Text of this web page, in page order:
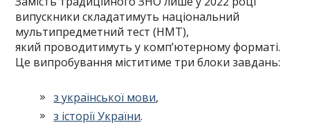
випускники складатимуть національний
мультипредметний тест (НМТ),
який проводитимуть у комп’ютерному форматі.
Це випробування міститиме три блоки завдань:
з української мови,
з історії України.